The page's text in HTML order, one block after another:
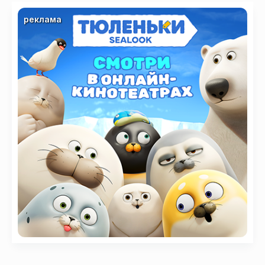
реклама